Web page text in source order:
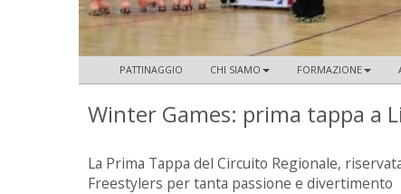
PATTINAGGIO CHI SIAMO FORMAZIONE
Winter Games: prima tappa a
La Prima Tappa del Circuito Regionale,
Freestylers per tanta passione e divertimento